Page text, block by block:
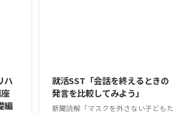
ハ
編
就活SST「会話を終えるときの
発言を比較してみよう」
新聞読解「マスクを外さない子どもた